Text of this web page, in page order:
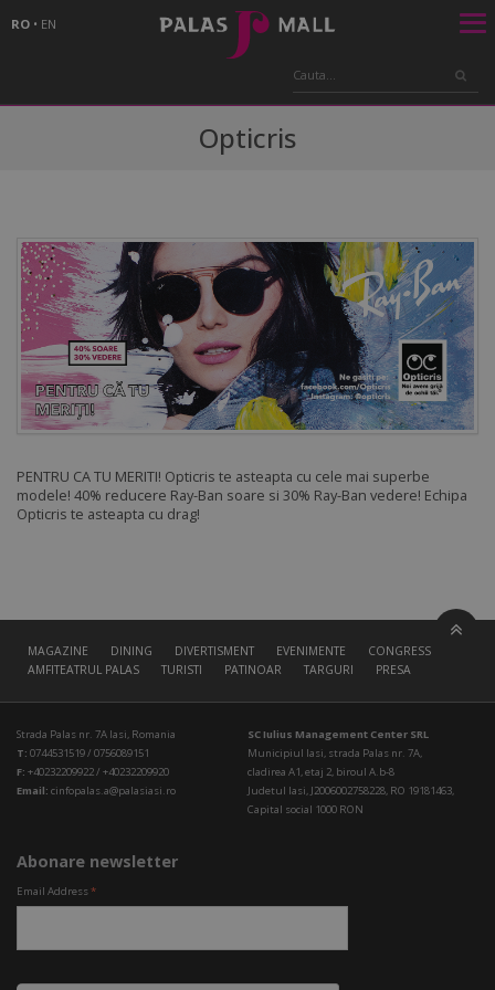
RO • EN
Opticris
PENTRU CA TU MERITI! Opticris te asteapta cu cele mai superbe
modele! 40% reducere Ray-Ban soare si 30% Ray-Ban vedere! Echipa
Opticris te asteapta cu drag!
MAGAZINE DINING DIVERTISMENT EVENIMENTE
CONGRESS HALL
AMFITEATRUL PALAS
TURISTI PATINOAR TARGURI PRESA
Strada Palas nr. 7A Iasi, Romania
T: 0744531519 / 0756089151
F: +40232209922 / +40232209920
Email: cinfopalas.a@palasiasi.ro
SC Iulius Management Center SRL
Municipiul Iasi, strada Palas nr. 7A,
cladirea A1, etaj 2, biroul A.b-8
Judetul Iasi, J2006002758228, RO 19181463,
Capital social 1000 RON
Abonare newsletter
Email Address*